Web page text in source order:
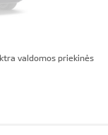
valdomos priekinės